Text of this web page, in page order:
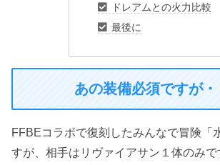
ドレアムとの火力比較
最後に
あの装備必須ですが・
FFBEコラボで復刻したみんなで冒険「
すが、相手はリヴァイアサン１体のみ